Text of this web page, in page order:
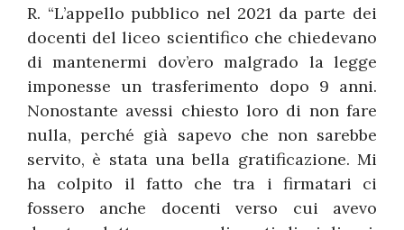
R. “L’appello pubblico nel 2021 da parte dei
docenti del liceo scientifico che chiedevano
di mantenermi dov’ero malgrado la legge
imponesse un trasferimento dopo 9 anni.
Nonostante avessi chiesto loro di non fare
nulla, perché già sapevo che non sarebbe
servito, è stata una bella gratificazione. Mi
ha colpito il fatto che tra i firmatari ci
fossero anche docenti verso cui avevo